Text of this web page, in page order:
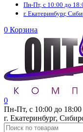
Пн-Пт, с 10:00 до
г. Екатеринбург,
0 Корзина
0
Пн-Пт, с 10:00 до 18:00
г. Екатеринбург,